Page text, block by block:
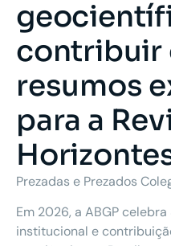
contribuir
resumos
para a
Prezadas e Prezados
Em 2026, a ABGP
institucional e